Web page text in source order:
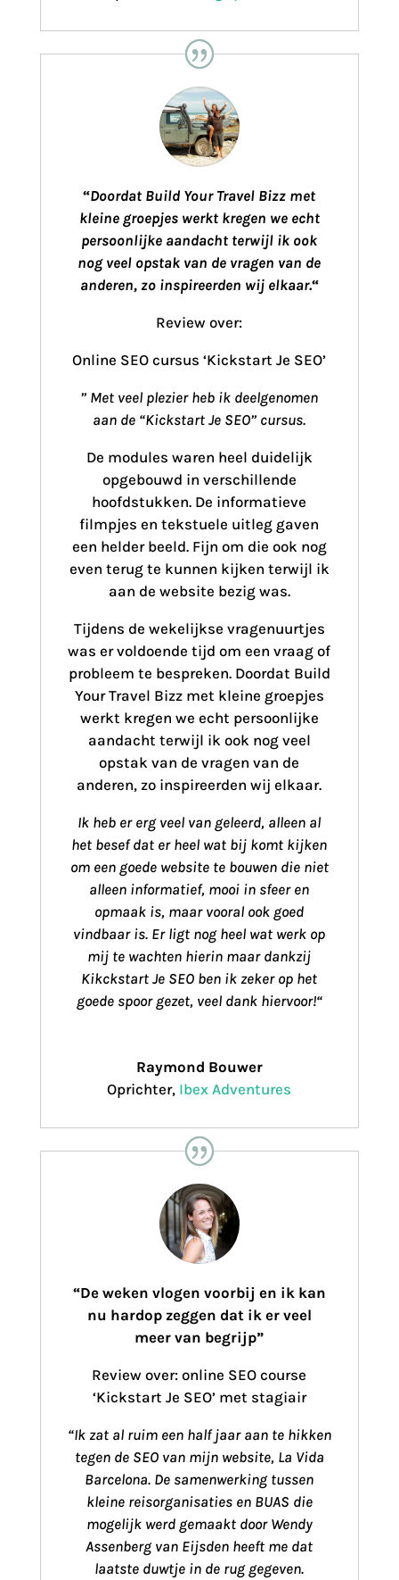
“Doordat Build Your Travel Bizz met
kleine groepjes werkt kregen we echt
persoonlijke aandacht terwijl ik ook
nog veel opstak van de vragen van de
anderen, zo inspireerden wij elkaar.“
Review over:
Online SEO cursus ‘Kickstart Je SEO’
” Met veel plezier heb ik deelgenomen
aan de “Kickstart Je SEO” cursus.
De modules waren heel duidelijk
opgebouwd in verschillende
hoofdstukken. De informatieve
filmpjes en tekstuele uitleg gaven
een helder beeld. Fijn om die ook nog
even terug te kunnen kijken terwijl ik
aan de website bezig was.
Tijdens de wekelijkse vragenuurtjes
was er voldoende tijd om een vraag of
probleem te bespreken. Doordat Build
Your Travel Bizz met kleine groepjes
werkt kregen we echt persoonlijke
aandacht terwijl ik ook nog veel
opstak van de vragen van de
anderen, zo inspireerden wij elkaar.
Ik heb er erg veel van geleerd, alleen al
het besef dat er heel wat bij komt kijken
om een goede website te bouwen die niet
alleen informatief, mooi in sfeer en
opmaak is, maar vooral ook goed
vindbaar is. Er ligt nog heel wat werk op
mij te wachten hierin maar dankzij
Kikckstart Je SEO ben ik zeker op het
goede spoor gezet, veel dank hiervoor!“
Raymond Bouwer
Oprichter, Ibex Adventures
“De weken vlogen voorbij en ik kan
nu hardop zeggen dat ik er veel
meer van begrijp”
Review over: online SEO course
‘Kickstart Je SEO’ met stagiair
“Ik zat al ruim een half jaar aan te hikken
tegen de SEO van mijn website, La Vida
Barcelona. De samenwerking tussen
kleine reisorganisaties en BUAS die
mogelijk werd gemaakt door Wendy
Assenberg van Eijsden heeft me dat
laatste duwtje in de rug gegeven.